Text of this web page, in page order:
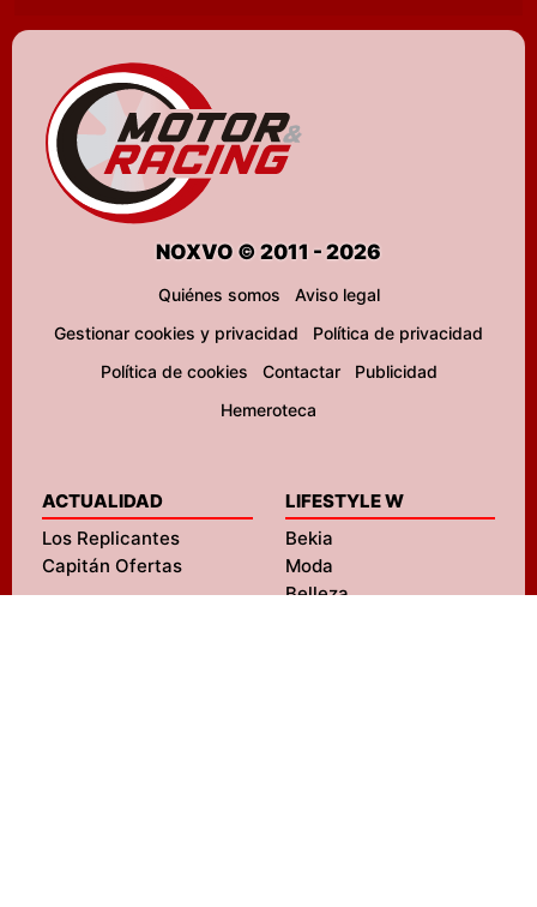
NOXVO © 2011 - 2026
Quiénes somos
Aviso legal
Gestionar cookies y privacidad
Política de privacidad
Política de cookies
Contactar
Publicidad
Hemeroteca
ACTUALIDAD
Los Replicantes
Capitán Ofertas
LIFESTYLE W
Bekia
Moda
Belleza